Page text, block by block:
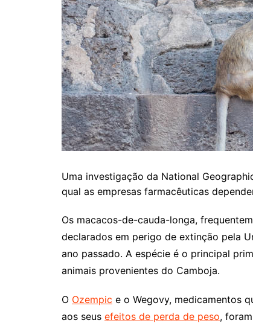
Uma investigação da National
qual as empresas farmacêuticas
Os macacos-de-cauda-longa,
declarados em perigo de extinção pela
ano passado. A espécie é o principal
animais provenientes do Camboja.
O Ozempic e o Wegovy, medicamentos
aos seus efeitos de perda de peso,